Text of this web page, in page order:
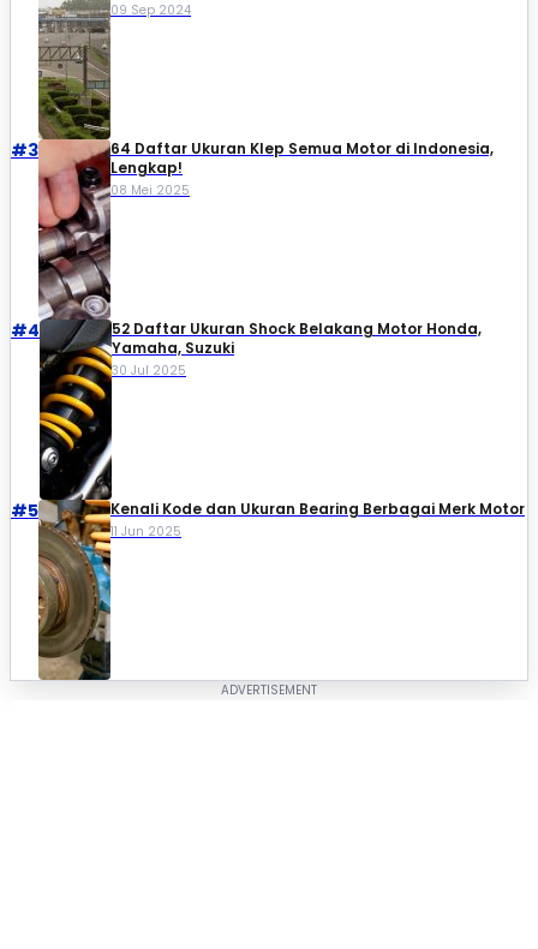
09 Sep 2024
#3
64 Daftar Ukuran Klep Semua Motor di Indonesia,
Lengkap!
08 Mei 2025
#4
52 Daftar Ukuran Shock Belakang Motor Honda,
Yamaha, Suzuki​
30 Jul 2025
#5 Kenali Kode dan Ukuran Bearing Berbagai Merk Motor
11 Jun 2025